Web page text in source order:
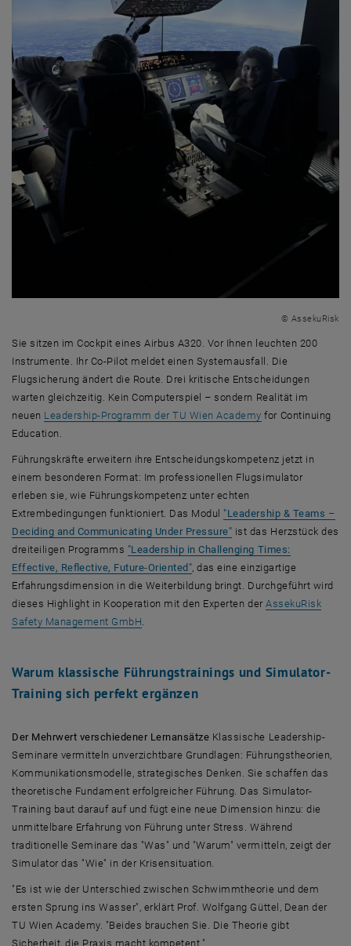
© AssekuRisk
Sie sitzen im Cockpit eines Airbus A320. Vor Ihnen leuchten 200
Instrumente. Ihr Co-Pilot meldet einen Systemausfall. Die
Flugsicherung ändert die Route. Drei kritische Entscheidungen
warten gleichzeitig. Kein Computerspiel – sondern Realität im
neuen Leadership-Programm der TU Wien Academy for Continuing
Education.
Führungskräfte erweitern ihre Entscheidungskompetenz jetzt in
einem besonderen Format: Im professionellen Flugsimulator
erleben sie, wie Führungskompetenz unter echten
Extrembedingungen funktioniert. Das Modul "Leadership & Teams –
Deciding and Communicating Under Pressure" ist das Herzstück des
dreiteiligen Programms "Leadership in Challenging Times:
Effective, Reflective, Future-Oriented" , das eine einzigartige
Erfahrungsdimension in die Weiterbildung bringt. Durchgeführt wird
dieses Highlight in Kooperation mit den Experten derAssekuRisk
Safety Management GmbH
Warum klassische Führungstrainings und Simulator-
Training sich perfekt ergänzen
Der Mehrwert verschiedener Lernansätze Klassische Leadership-
Seminare vermitteln unverzichtbare Grundlagen: Führungstheorien,
Kommunikationsmodelle, strategisches Denken. Sie schaffen das
theoretische Fundament erfolgreicher Führung. Das Simulator-
Training baut darauf auf und fügt eine neue Dimension hinzu: die
unmittelbare Erfahrung von Führung unter Stress. Während
traditionelle Seminare das "Was" und "Warum" vermitteln, zeigt der
Simulator das "Wie" in der Krisensituation.
"Es ist wie der Unterschied zwischen Schwimmtheorie und dem
ersten Sprung ins Wasser", erklärt Prof. Wolfgang Güttel, Dean der
TU Wien Academy. "Beides brauchen Sie. Die Theorie gibt
Sicherheit, die Praxis macht kompetent."